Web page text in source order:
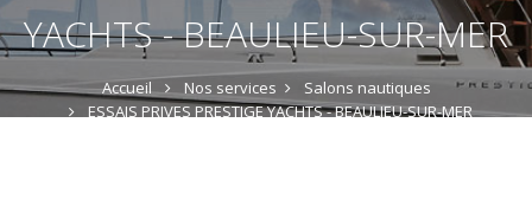
YACHTS - BEAULIEU-SUR-MER
Accueil Nos services
Salons nautiques
ESSAIS PRIVES PRESTIGE YACHTS - BEAULIEU-SUR-MER